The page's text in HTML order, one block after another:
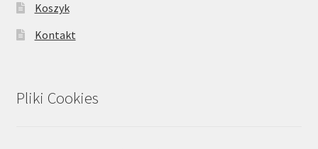
Koszyk
Kontakt
Pliki Cookies